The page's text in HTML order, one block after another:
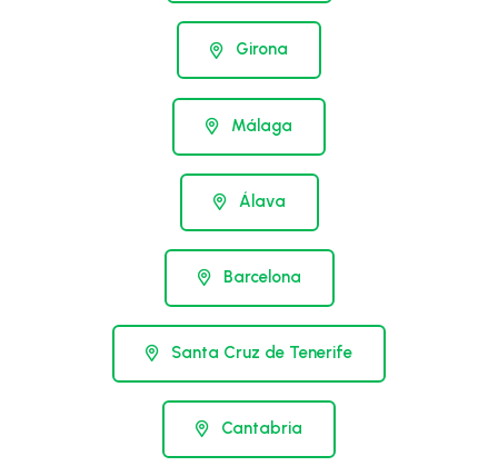
Girona
Málaga
Álava
Barcelona
Santa Cruz de Tenerife
Cantabria